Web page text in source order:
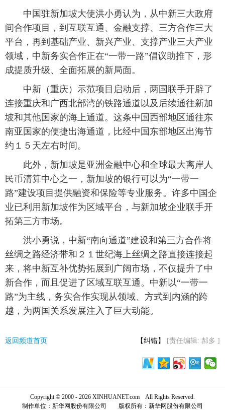
中国驻新加坡大使洪小勇认为，从中新三大政府
间合作项目，到互联互通、金融支撑、三方合作三大
平台，再到基础产业、新兴产业、支撑产业三大产业
领域，中新务实合作正在“一带一路”倡议助推下，形
成提质升级、全面拓展的新局面。
中新（重庆）示范项目启动后，两国联手开辟了
连接重庆和广西北部湾的铁路通道以及后续通往新加
坡和其他国家的海上通道。这条中国西部地区通往东
南亚国家的便捷出海通道，比经中国东部地区出海节
约１５天左右时间。
此外，新加坡是亚洲金融中心和全球最大离岸人
民币清算中心之一，新加坡的银行可以为“一带一
路”建设项目提供融资和保险等专业服务。许多中国企
业已利用新加坡作为区域平台，与新加坡企业联手开
拓第三方市场。
洪小勇说，中新“南向通道”建设和第三方合作将
丝绸之路经济带和２１世纪海上丝绸之路直接连接起
来，将中新互补优势拓展到广阔市场，不仅提升了中
新合作，而且促进了区域互联互通。中新以“一带一
路”为主线，务实合作实现从领域、方式到内涵的跨
越，为两国关系发展注入了巨大动能。
返回频道首页 【纠错】 [责任编辑: 郝多 ]
Copyright © 2000 - 2026 XINHUANET.com All Rights Reserved.
制作单位：新华网股份有限公司 版权所有：新华网股份有限公司